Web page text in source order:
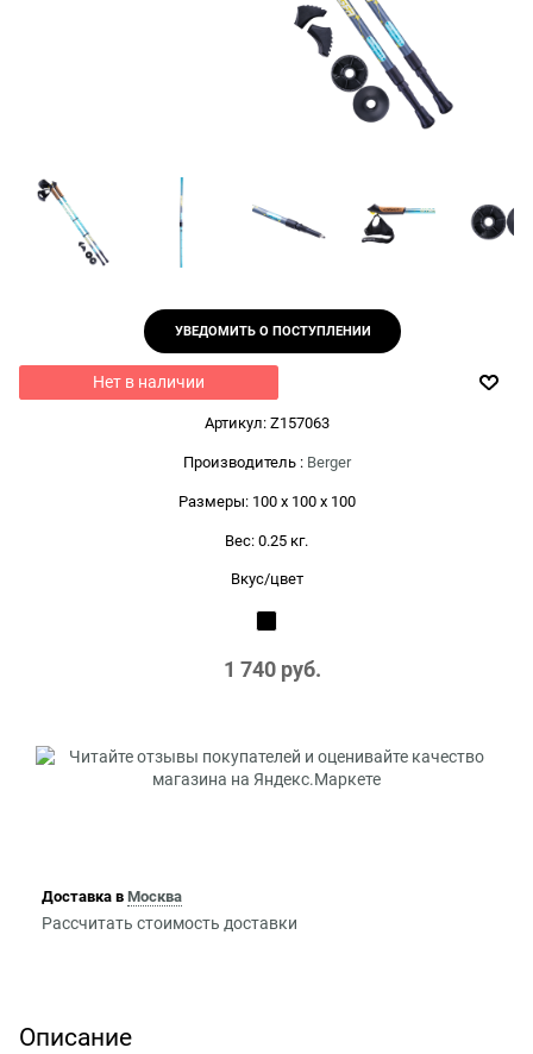
УВЕДОМИТЬ О ПОСТУПЛЕНИИ
Нет в наличии
Артикул: Z157063
Производитель : Berger
Размеры: 100 x 100 x 100
Вес: 0.25 кг.
Вкус/цвет
1 740 руб.
Доставка в Москва
Рассчитать стоимость доставки
Описание